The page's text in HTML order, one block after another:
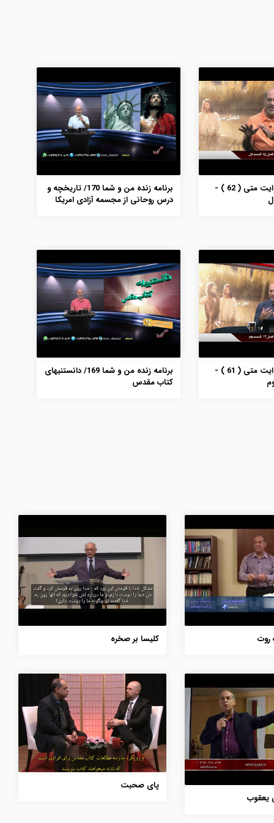
بررسی انجیل به روایت متی ( 62 ) -
برنامه زنده من و شما 170/ تاریخچه و
درس روحانی از مجسمه آزادی امریکا
بررسی انجیل به روایت متی ( 61 ) -
برنامه زنده من و شما 169/ دانستنیهای
کتاب مقدس
روت کلیسا بر صخره
یعقوب
پای صحبت